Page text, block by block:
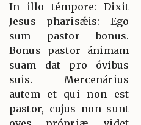
In illo témpore: Dixit
Jesus pharisǽis: Ego
sum pastor bonus.
Bonus pastor ánimam
suam dat pro óvibus
suis. Mercenárius
autem et qui non est
pastor, cujus non sunt